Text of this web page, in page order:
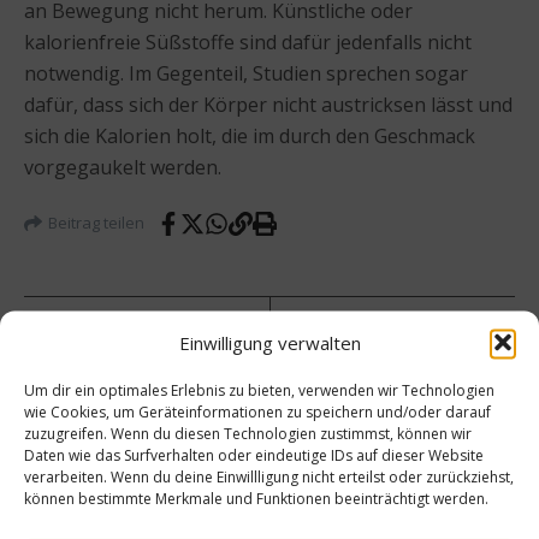
Einwilligung verwalten
Um dir ein optimales Erlebnis zu bieten, verwenden wir Technologien
wie Cookies, um Geräteinformationen zu speichern und/oder darauf
zuzugreifen. Wenn du diesen Technologien zustimmst, können wir
Daten wie das Surfverhalten oder eindeutige IDs auf dieser Website
verarbeiten. Wenn du deine Einwillligung nicht erteilst oder zurückziehst,
können bestimmte Merkmale und Funktionen beeinträchtigt werden.
an Bewegung nicht herum. Künstliche oder
kalorienfreie Süßstoffe sind dafür jedenfalls nicht
notwendig. Im Gegenteil, Studien sprechen sogar
dafür, dass sich der Körper nicht austricksen lässt und
sich die Kalorien holt, die im durch den Geschmack
vorgegaukelt werden.
Beitrag teilen
Matjes
filet
mit
Schnei
deboh
nen
Nächster Beitrag
BMELV
förder
t